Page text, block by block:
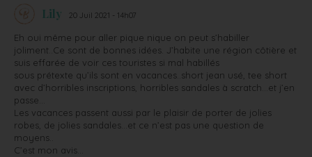
Lily 20 Juil 2021 - 14h07
Eh oui même pour aller pique nique on peut s’habiller
joliment..Ce sont de bonnes idées. J’habite une région côtière et
suis effarée de voir ces touristes si mal habillés
sous prétexte qu’ils sont en vacances..short jean usé, tee short
avec d’horribles inscriptions, horribles sandales à scratch…et j’en
passe…
Les vacances passent aussi par le plaisir de porter de jolies
robes, de jolies sandales…et ce n’est pas une question de
moyens..
C’est mon avis…